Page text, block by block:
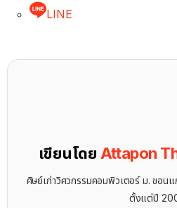
LINE
เขียนโดย Attapon
ศิษย์เก่าวิศวกรรมคอมพิวเตอร์ ม. ขอ
ตั้งแต่ปี